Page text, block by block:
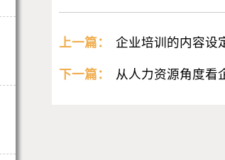
上一篇： 企业培训的内容设
下一篇： 从人力资源角度看